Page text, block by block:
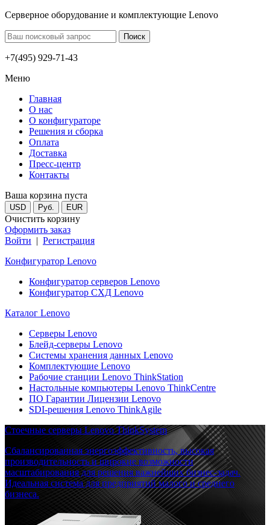
Серверное оборудование и комплектующие Lenovo
+7(495) 929-71-43
Меню
Главная
О нас
О конфигураторе
Решения и сборка
Оплата
Доставка
Пресс-центр
Контакты
Ваша корзина пуста
USD Руб. EUR
Очистить корзину
Оформить заказ
Войти | Регистрация
Конфигуратор Lenovo
Конфигуратор серверов Lenovo
Конфигуратор СХД Lenovo
Каталог Lenovo
Серверы Lenovo
Блейд-серверы Lenovo
Системы хранения данных Lenovo
Комплектующие Lenovo
Рабочие станции Lenovo ThinkStation
Настольные компьютеры Lenovo ThinkCentre
ПО Гарантии Лицензии Lenovo
SDI-решения Lenovo ThinkAgile
Стоечные серверы Lenovo ThinkSystem
Сбалансированная энергоэффективность, высокая
производительность и широкие возможности
масштабирования для решения важнейших бизнес-задач.
Идеальная система для предприятий малого и среднего
бизнеса.